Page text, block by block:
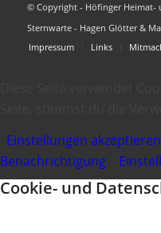
© Copyright - Höfinger Heimat-
Sternwarte - Hagen Glötter &
Impressum
Links
Einstellungen akzeptieren
Benachrichtigung
Cookie- und